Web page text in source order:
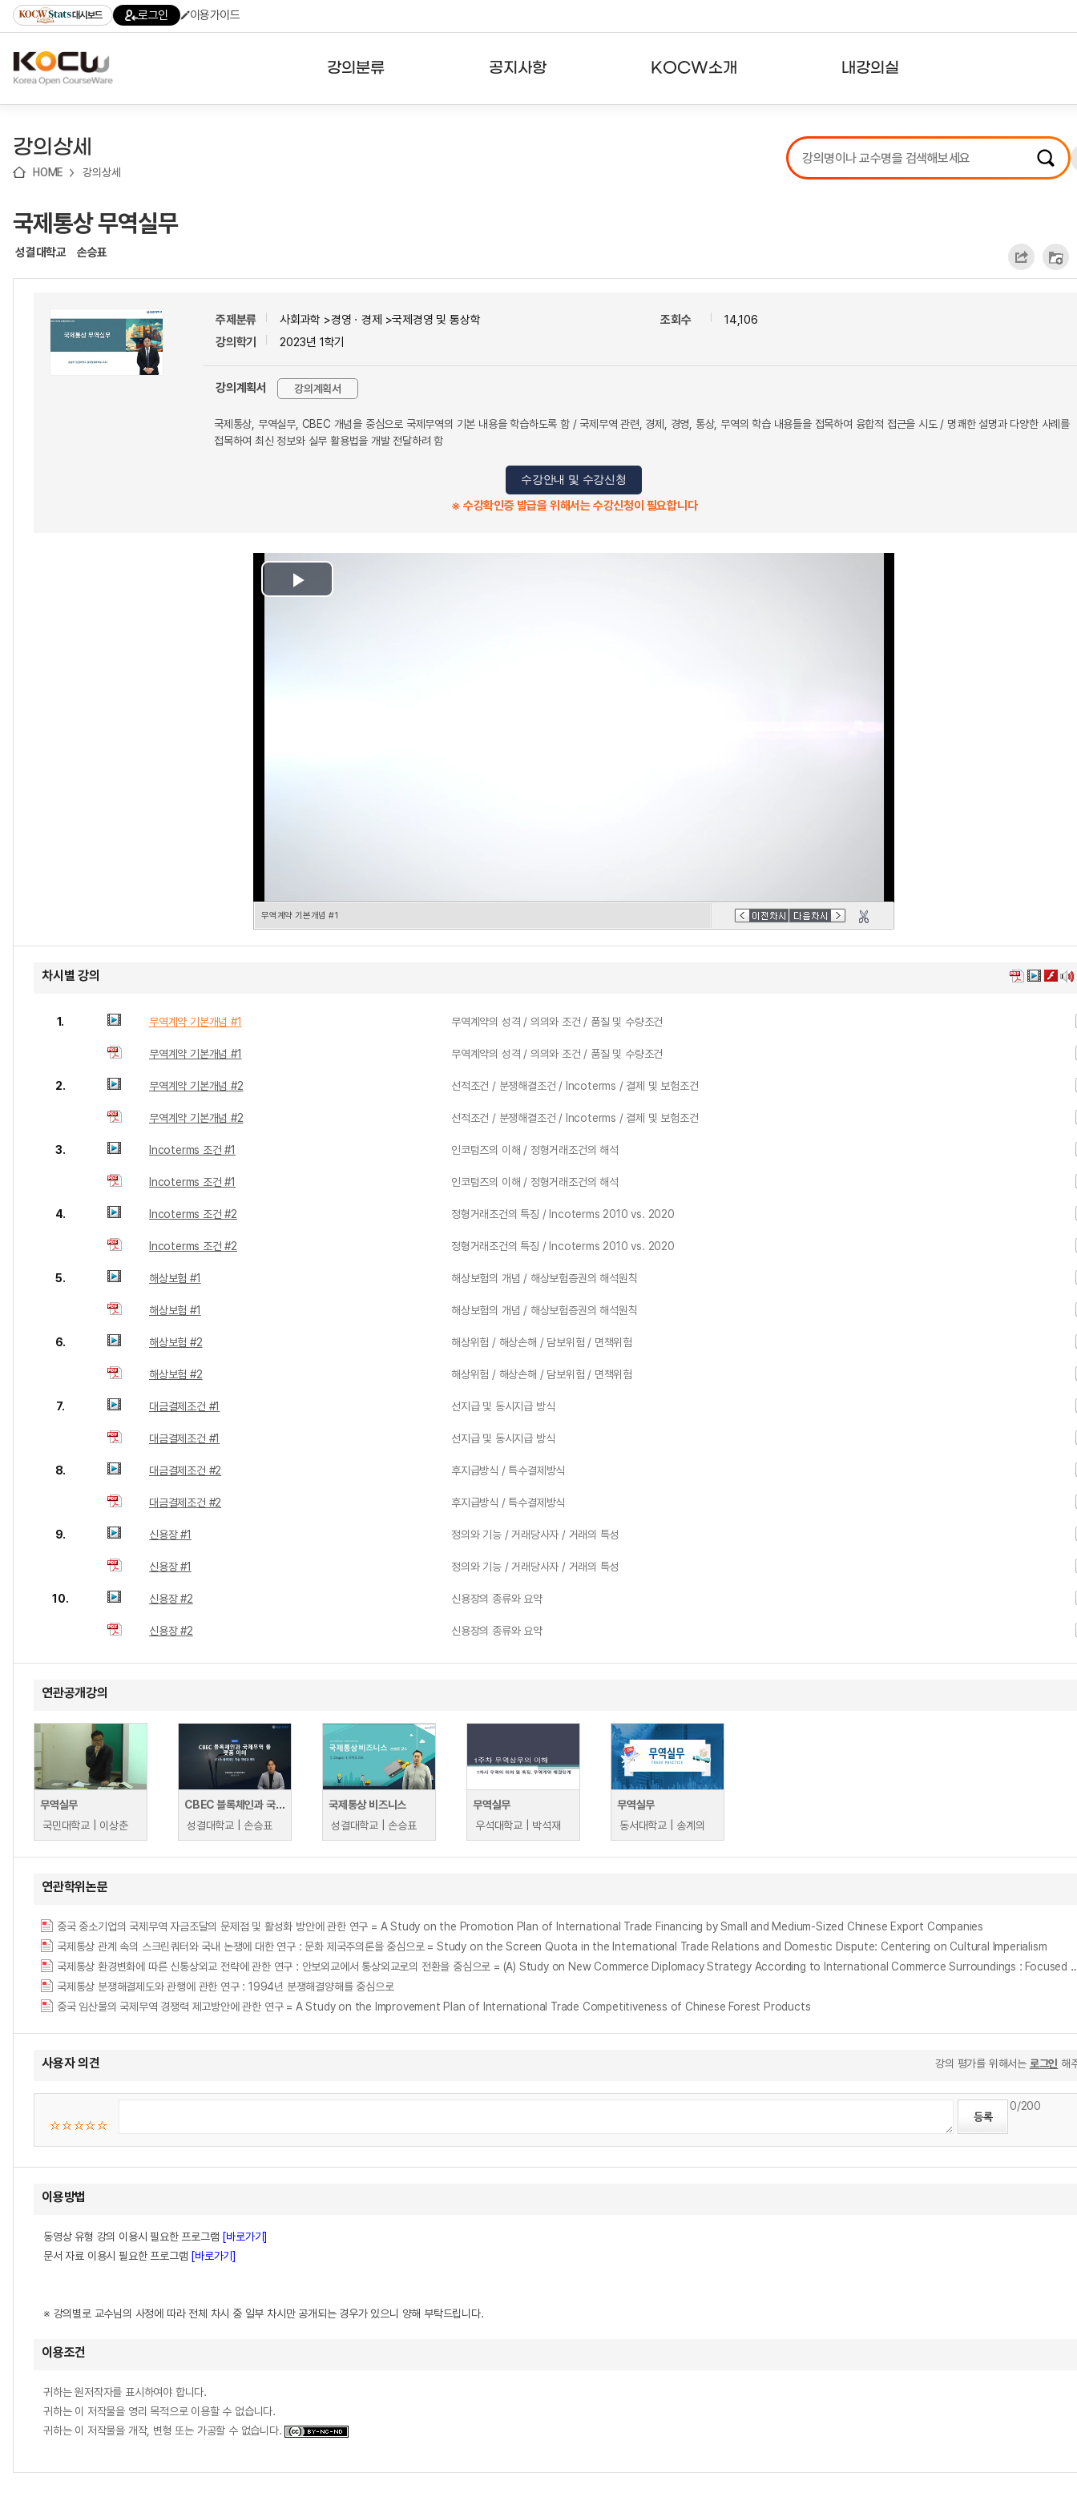
기
기
기
content)
가
대시보드 로그인 이용가이드
강의분류 공지사항 KOCW소개 내강의실
강의리스트
수강확인증강의
강의상세
HOME 강의상세
국제통상 무역실무
성결대학교 손승표
주제분류
사회과학 >경영ㆍ경제 >국제경영 및 통상학
강의학기
2023년 1학기
조회수 14,106
강의계획서 강의계획서
국제통상, 무역실무, CBEC 개념을 중심으로 국제무역의 기본 내용을 학습하도록 함 / 국제무역 관련, 경제, 경영, 통상, 무역의 학습 내용들을 접목하여 융합적 접근을 시도 / 명쾌한 설명과 다양한 사례를
접목하여 최신 정보와 실무 활용법을 개발 전달하려 함
수강안내 및 수강신청
※ 수강확인증 발급을 위해서는 수강신청이 필요합니다
Play
무역계약 기본개념 #1
차시별 강의
1. 무역계약 기본개념 #1 무역계약의 성격 / 의의와 조건 / 품질 및 수량조건
무역계약 기본개념 #1 무역계약의 성격 / 의의와 조건 / 품질 및 수량조건
2. 무역계약 기본개념 #2 선적조건 / 분쟁해결조건 / Incoterms / 결제 및 보험조건
무역계약 기본개념 #2 선적조건 / 분쟁해결조건 / Incoterms / 결제 및 보험조건
3. Incoterms 조건 #1 인코텀즈의 이해 / 정형거래조건의 해석
Incoterms 조건 #1 인코텀즈의 이해 / 정형거래조건의 해석
4. Incoterms 조건 #2 정형거래조건의 특징 / Incoterms 2010 vs. 2020
Incoterms 조건 #2 정형거래조건의 특징 / Incoterms 2010 vs. 2020
5. 해상보험 #1 해상보험의 개념 / 해상보험증권의 해석원칙
해상보험 #1 해상보험의 개념 / 해상보험증권의 해석원칙
6. 해상보험 #2 해상위험 / 해상손해 / 담보위험 / 면책위험
해상보험 #2 해상위험 / 해상손해 / 담보위험 / 면책위험
7. 대금결제조건 #1 선지급 및 동시지급 방식
대금결제조건 #1 선지급 및 동시지급 방식
8. 대금결제조건 #2 후지급방식 / 특수결제방식
대금결제조건 #2 후지급방식 / 특수결제방식
9. 신용장 #1 정의와 기능 / 거래당사자 / 거래의 특성
신용장 #1 정의와 기능 / 거래당사자 / 거래의 특성
10. 신용장 #2 신용장의 종류와 요약
신용장 #2 신용장의 종류와 요약
연관공개강의
무역실무
국민대학교 | 이상춘
CBEC 블록체인과 국제무역 플랫폼 이해
성결대학교 | 손승표
국제통상 비즈니스
성결대학교 | 손승표
무역실무
우석대학교 | 박석재
무역실무
동서대학교 | 송계의
연관학위논문
중국 중소기업의 국제무역 자금조달의 문제점 및 활성화 방안에 관한 연구 = A Study on the Promotion Plan of International Trade Financing by Small and Medium-Sized Chinese Export Companies
국제통상 관계 속의 스크린쿼터와 국내 논쟁에 대한 연구 : 문화 제국주의론을 중심으로 = Study on the Screen Quota in the International Trade Relations and Domestic Dispute: Centering on Cultural Imperialism
국제통상 환경변화에 따른 신통상외교 전략에 관한 연구 : 안보외교에서 통상외교로의 전환을 중심으로 = (A) Study on New
국제통상 분쟁해결제도와 관행에 관한 연구 : 1994년 분쟁해결양해를 중심으로
중국 임산물의 국제무역 경쟁력 제고방안에 관한 연구 = A Study on the Improvement Plan of International Trade Competitiveness of Chinese Forest Products
사용자 의견 강의 평가를 위해서는 로그인 해
0/200
이용방법
동영상 유형 강의 이용시 필요한 프로그램 [바로가기]
문서 자료 이용시 필요한 프로그램 [바로가기]
※ 강의별로 교수님의 사정에 따라 전체 차시 중 일부 차시만 공개되는 경우가 있으니 양해 부탁드립니다.
이용조건
귀하는 원저작자를 표시하여야 합니다.
귀하는 이 저작물을 영리 목적으로 이용할 수 없습니다.
귀하는 이 저작물을 개작, 변형 또는 가공할 수 없습니다.